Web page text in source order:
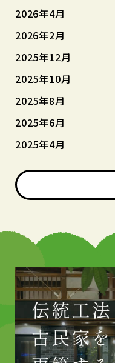
2026年4月
2026年2月
2025年12月
2025年10月
2025年8月
2025年6月
2025年4月